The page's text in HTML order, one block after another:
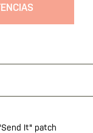
It" patch